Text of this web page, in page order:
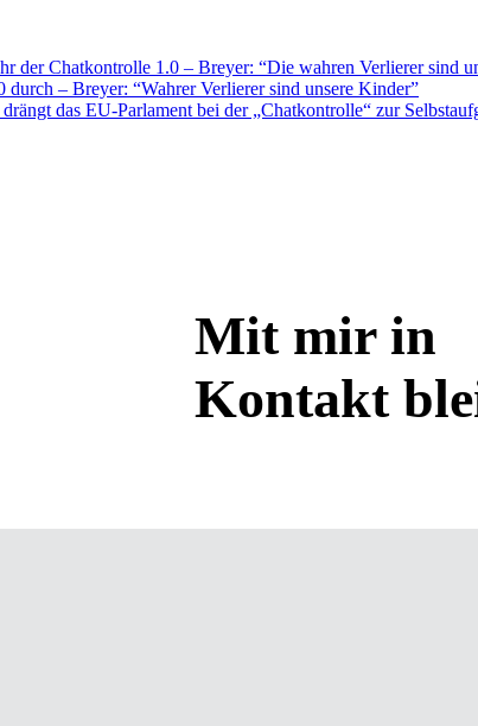
der Chatkontrolle 1.0 – Breyer: “Die wahren Verlierer sind
– Breyer: “Wahrer Verlierer sind unsere Kinder”
das EU-Parlament bei der „Chatkontrolle“ zur
Mit mir in
Kontakt